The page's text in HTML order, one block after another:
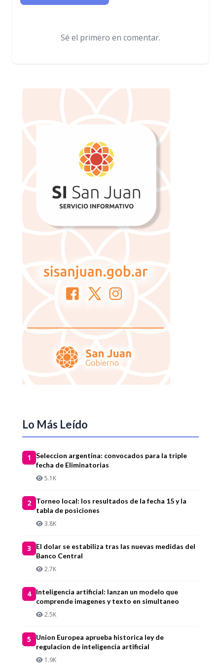
Sé el primero en comentar.
Lo Más Leído
1
Seleccion argentina: convocados para la triple
fecha de Eliminatorias
5.1K
2
Torneo local: los resultados de la fecha 15 y la
tabla de posiciones
3.8K
3
El dolar se estabiliza tras las nuevas medidas del
Banco Central
2.7K
4
Inteligencia artificial: lanzan un modelo que
comprende imagenes y texto en simultaneo
2.5K
5
Union Europea aprueba historica ley de
regulacion de inteligencia artificial
1.9K